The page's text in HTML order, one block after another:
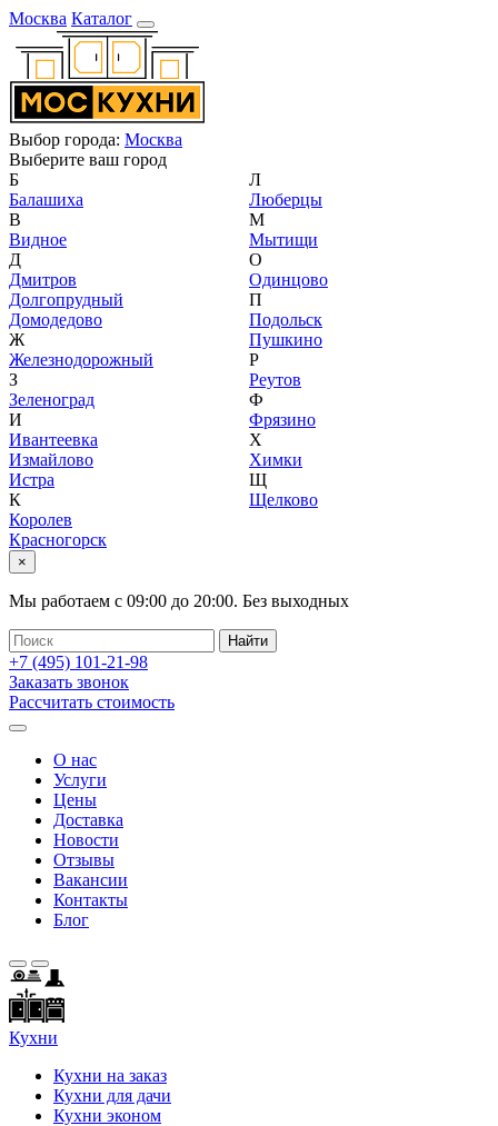
Москва Каталог
Выбор города: Москва
Выберите ваш город
Б
Балашиха
В
Видное
Д
Дмитров
Долгопрудный
Домодедово
Ж
Железнодорожный
З
Зеленоград
И
Ивантеевка
Измайлово
Истра
К
Королев
Красногорск
Л
Люберцы
М
Мытищи
О
Одинцово
П
Подольск
Пушкино
Р
Реутов
Ф
Фрязино
Х
Химки
Щ
Щелково
×
Мы работаем с 09:00 до 20:00. Без выходных
+7 (495) 101-21-98
Заказать звонок
Рассчитать стоимость
О нас
Услуги
Цены
Доставка
Новости
Отзывы
Вакансии
Контакты
Блог
Кухни
Кухни на заказ
Кухни для дачи
Кухни эконом